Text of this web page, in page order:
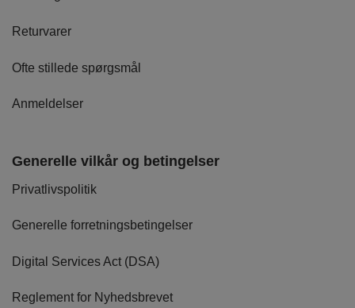
Returvarer
Ofte stillede spørgsmål
Anmeldelser
Generelle vilkår og betingelser
Privatlivspolitik
Generelle forretningsbetingelser
Digital Services Act (DSA)
Reglement for Nyhedsbrevet